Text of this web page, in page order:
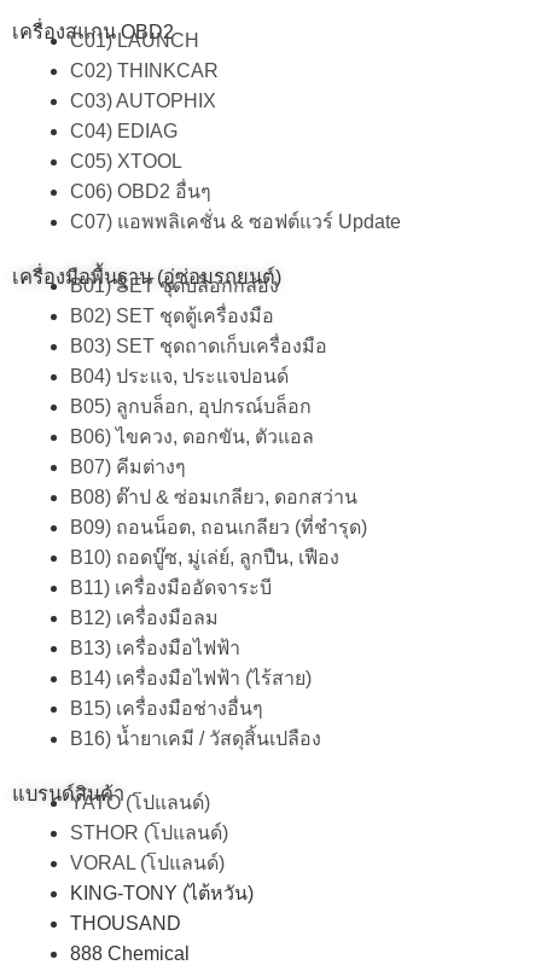
เครื่องสแกน OBD2
C01) LAUNCH
C02) THINKCAR
C03) AUTOPHIX
C04) EDIAG
C05) XTOOL
C06) OBD2 อื่นๆ
C07) แอพพลิเคชั่น & ซอฟต์แวร์ Update
เครื่องมือพื้นฐาน (อู่ซ่อมรถยนต์)
B01) SET ชุดบล็อกกล่อง
B02) SET ชุดตู้เครื่องมือ
B03) SET ชุดถาดเก็บเครื่องมือ
B04) ประแจ, ประแจปอนด์
B05) ลูกบล็อก, อุปกรณ์บล็อก
B06) ไขควง, ดอกขัน, ตัวแอล
B07) คีมต่างๆ
B08) ต๊าป & ซ่อมเกลียว, ดอกสว่าน
B09) ถอนน็อต, ถอนเกลียว (ที่ชำรุด)
B10) ถอดบู๊ซ, มู่เล่ย์, ลูกปืน, เฟือง
B11) เครื่องมืออัดจาระบี
B12) เครื่องมือลม
B13) เครื่องมือไฟฟ้า
B14) เครื่องมือไฟฟ้า (ไร้สาย)
B15) เครื่องมือช่างอื่นๆ
B16) น้ำยาเคมี / วัสดุสิ้นเปลือง
แบรนด์สินค้าYATO (โปแลนด์)
STHOR (โปแลนด์)
VORAL (โปแลนด์)
KING-TONY (ไต้หวัน)
THOUSAND
888 Chemical